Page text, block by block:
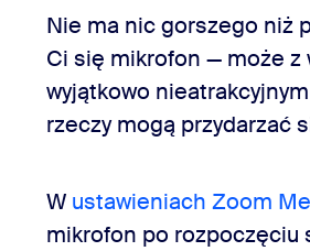
Nie ma nic gorszego niż
Ci się mikrofon — może z
wyjątkowo
rzeczy mogą przydarzać
W ustawieniach Zoom
mikrofon po rozpoczęciu